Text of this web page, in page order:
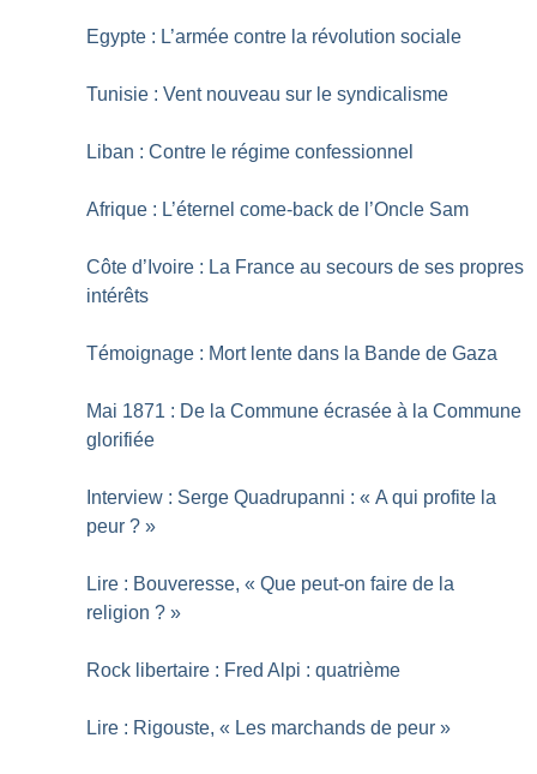
Egypte : L’armée contre la révolution sociale
Tunisie : Vent nouveau sur le syndicalisme
Liban : Contre le régime confessionnel
Afrique : L’éternel come-back de l’Oncle Sam
Côte d’Ivoire : La France au secours de ses propres
intérêts
Témoignage : Mort lente dans la Bande de Gaza
Mai 1871 : De la Commune écrasée à la Commune
glorifiée
Interview : Serge Quadrupanni : « A qui profite la
peur ? »
Lire : Bouveresse, « Que peut-on faire de la
religion ? »
Rock libertaire : Fred Alpi : quatrième
Lire : Rigouste, « Les marchands de peur »